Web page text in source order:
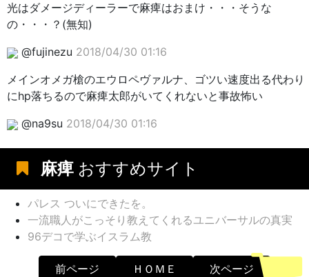
光はダメージディーラーで麻痺はおまけ・・・そうな
の・・・？(無知)
@fujinezu 2018/04/30 01:16
メインオメガ槍のエウロペヴァルナ、ゴツい速度出る代わり
にhp落ちるので麻痺太郎がいてくれないと事故怖い
@na9su 2018/04/30 01:16
麻痺 おすすめサイト
パレス ついにできたを。
一流職人がこっそり教えてくれるユニバーサルの真実
96デコで学ぶイスラム教
前ページ ＨＯＭＥ 次ページ